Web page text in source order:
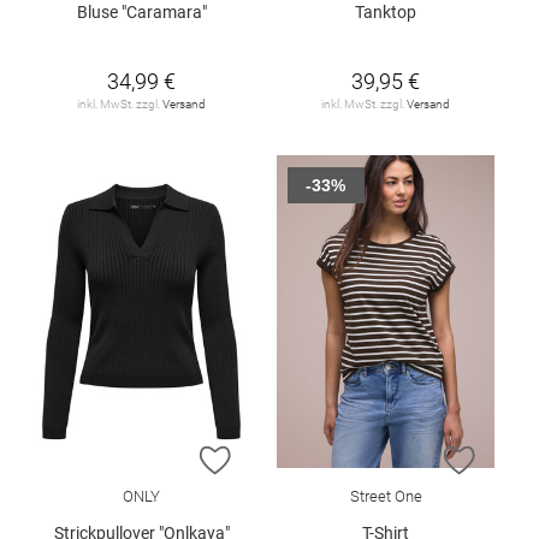
Bluse "Caramara"
34,99 €
inkl. MwSt. zzgl. Versand
Tanktop
39,95 €
inkl. MwSt. zzgl. Versand
ZUR WUNSCHLISTE HINZUFÜGEN
ONLY
Strickpullover "Onlkaya"
ZUR
Street One
T-Shirt
-33%